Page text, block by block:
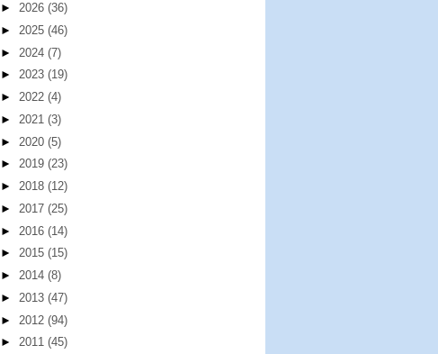
► 2026 (36)
► 2025 (46)
► 2024 (7)
► 2023 (19)
► 2022 (4)
► 2021 (3)
► 2020 (5)
► 2019 (23)
► 2018 (12)
► 2017 (25)
► 2016 (14)
► 2015 (15)
► 2014 (8)
► 2013 (47)
► 2012 (94)
► 2011 (45)